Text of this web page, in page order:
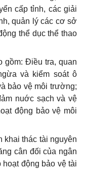
cấp tỉnh, các giải
quản lý các cơ sở
thể dục thể thao
gồm: Điều tra, quan
và kiểm soát ô
bảo vệ môi trường;
nuớc sạch và vệ
động bảo vệ môi
khai thác tài nguyên
cân đối của ngân
động bảo vệ tài